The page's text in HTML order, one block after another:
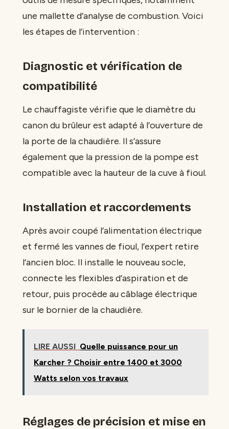
une mallette d’analyse de combustion. Voici
les étapes de l’intervention :
Diagnostic et vérification de
compatibilité
Le chauffagiste vérifie que le diamètre du
canon du brûleur est adapté à l’ouverture de
la porte de la chaudière. Il s’assure
également que la pression de la pompe est
compatible avec la hauteur de la cuve à fioul.
Installation et raccordements
Après avoir coupé l’alimentation électrique
et fermé les vannes de fioul, l’expert retire
l’ancien bloc. Il installe le nouveau socle,
connecte les flexibles d’aspiration et de
retour, puis procède au câblage électrique
sur le bornier de la chaudière.
LIRE AUSSI Quelle puissance pour un
Karcher ? Choisir entre 1400 et 3000
Watts selon vos travaux
Réglages de précision et mise en